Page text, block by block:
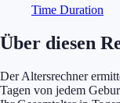
Time Duration
Über diesen
Der Altersrechner
Tagen von jedem